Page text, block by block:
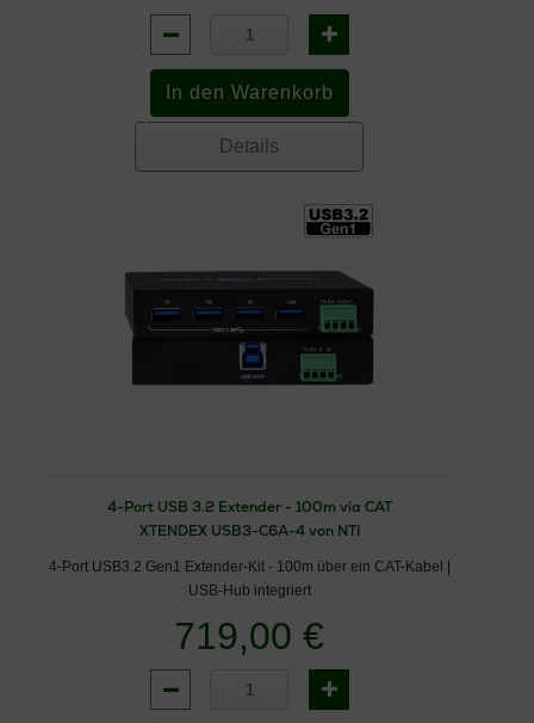
Details
4-Port USB 3.2 Extender - 100m via CAT
XTENDEX USB3-C6A-4 von NTI
4-Port USB3.2 Gen1 Extender-Kit - 100m über ein CAT-Kabel |
USB-Hub integriert
719,00 €